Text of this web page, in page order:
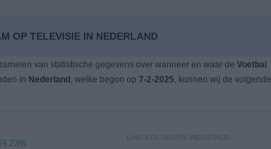
OP TELEVISIE IN NEDERLAND
van statistische gegevens over wanneer en waar de Voetbal
in Nederland , welke begon op 7-2-2025, kunnen wij de volgende
LAATSTE GRATIS WEDSTRIJD